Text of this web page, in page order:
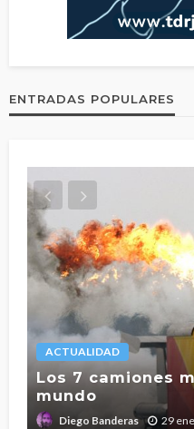
ENTRADAS POPULARES
ACTUALIDAD
Los 7 camiones
mundo
Diego Banderas 29